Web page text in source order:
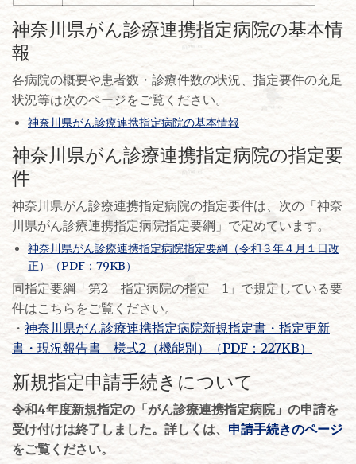
神奈川県がん診療連携指定病院の基本情
報
各病院の概要や患者数・診療件数の状況、指定要件の充足
状況等は次のページをご覧ください。
神奈川県がん診療連携指定病院の基本情報
神奈川県がん診療連携指定病院の指定要
件
神奈川県がん診療連携指定病院の指定要件は、次の「神奈
川県がん診療連携指定病院指定要綱」で定めています。
神奈川県がん診療連携指定病院指定要綱（令和３年４月１日改
正）（PDF：79KB）
同指定要綱「第2 指定病院の指定 1」で規定している要
件はこちらをご覧ください。
・ 神奈川県がん診療連携指定病院新規指定書・指定更新
書・現況報告書 様式2（機能別）（PDF：227KB）
新規指定申請手続きについて
令和4年度新規指定の「がん診療連携指定病院」の申請を
受け付けは終了しました。詳しくは、 申請手続きのページ
をご覧ください。